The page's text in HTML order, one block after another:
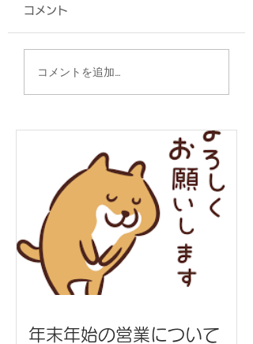
タオル/うるま市 赤野
青年会 様
コメント
コメントを追加…
年末年始の営業について